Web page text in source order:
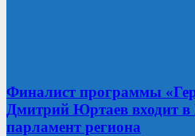
Финалист программы
Дмитрий Юртаев входит
парламент региона